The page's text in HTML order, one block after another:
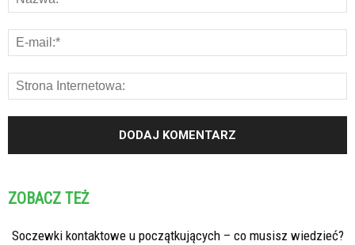
ZOBACZ TEŻ
Soczewki kontaktowe u początkujących – co musisz wiedzieć?